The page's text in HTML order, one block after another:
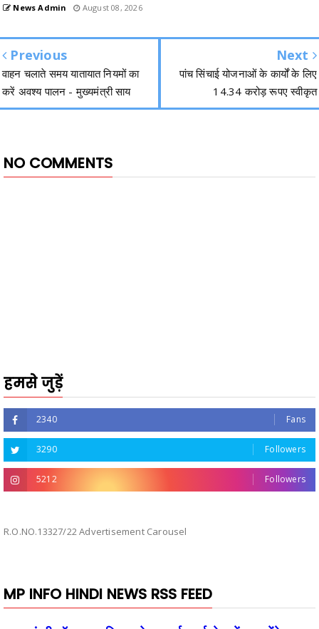
News Admin August 08, 2026
Previous
वाहन चलाते समय यातायात नियमों का
करें अवश्य पालन - मुख्यमंत्री साय
Next
पांच सिंचाई योजनाओं के कार्यों के लिए
14.34 करोड़ रूपए स्वीकृत
NO COMMENTS
हमसे जुड़ें
2340 Fans
3290 Followers
5212 Followers
R.O.NO.13327/22 Advertisement Carousel
MP INFO HINDI NEWS RSS FEED